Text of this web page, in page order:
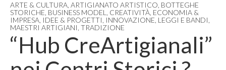
ARTE & CULTURA ARTIGIANATO ARTISTICO BOTTEGHE
STORICHE BUSINESS MODEL CREATIVITÀ ECONOMIA &
IMPRESA IDEE & PROGETTI INNOVAZIONE LEGGI E BANDI
MAESTRI ARTIGIANI TRADIZIONE
“Hub CreArtigianali”